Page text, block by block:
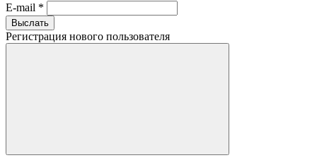
E-mail *
Выслать
Регистрация нового пользователя